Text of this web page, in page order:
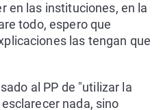
en las instituciones, en la
todo, espero que
las tengan que
al PP de "utilizar la
nada, sino